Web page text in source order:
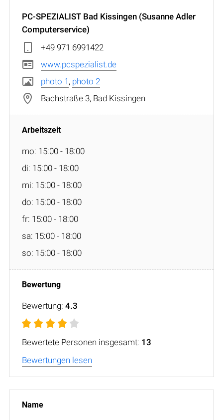
PC-SPEZIALIST Bad Kissingen (Susanne Adler
Computerservice)
+49 971 6991422
www.pcspezialist.de
photo 1 , photo 2
Bachstraße 3, Bad Kissingen
mo: 15:00 - 18:00
di: 15:00 - 18:00
mi: 15:00 - 18:00
do: 15:00 - 18:00
fr: 15:00 - 18:00
sa: 15:00 - 18:00
so: 15:00 - 18:00
Bewertung: 4.3
Bewertete Personen insgesamt: 13
Bewertungen lesen